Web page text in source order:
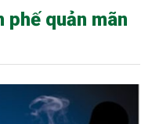
phế quản mãn